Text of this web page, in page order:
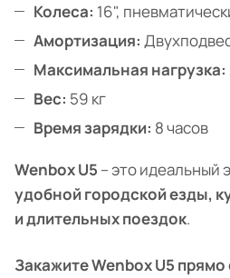
Колеса: 16",
Амортизация:
Максимальная нагрузка:
Вес: 59 кг
Время зарядки: 8 часов
Wenbox U5 – это идеальный
удобной городской езды,
и длительных поездок.
Закажите Wenbox U5 прямо